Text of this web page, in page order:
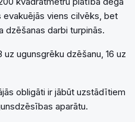
evakuējās viens cilvēks, bet
dzēšanas darbi turpinās.
ugunsgrēku dzēšanu, 16 uz
obligāti ir jābūt uzstādītiem
aparātu.